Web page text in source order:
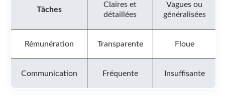
Tâches
Claires et
détaillées
Vagues ou
généralisées
Rémunération Transparente Floue
Communication Fréquente Insuffisante